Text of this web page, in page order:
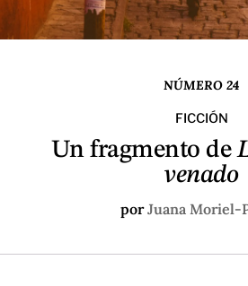
NÚMERO 24
FICCIÓN
Un fragmento de
venado
porJuana Moriel-